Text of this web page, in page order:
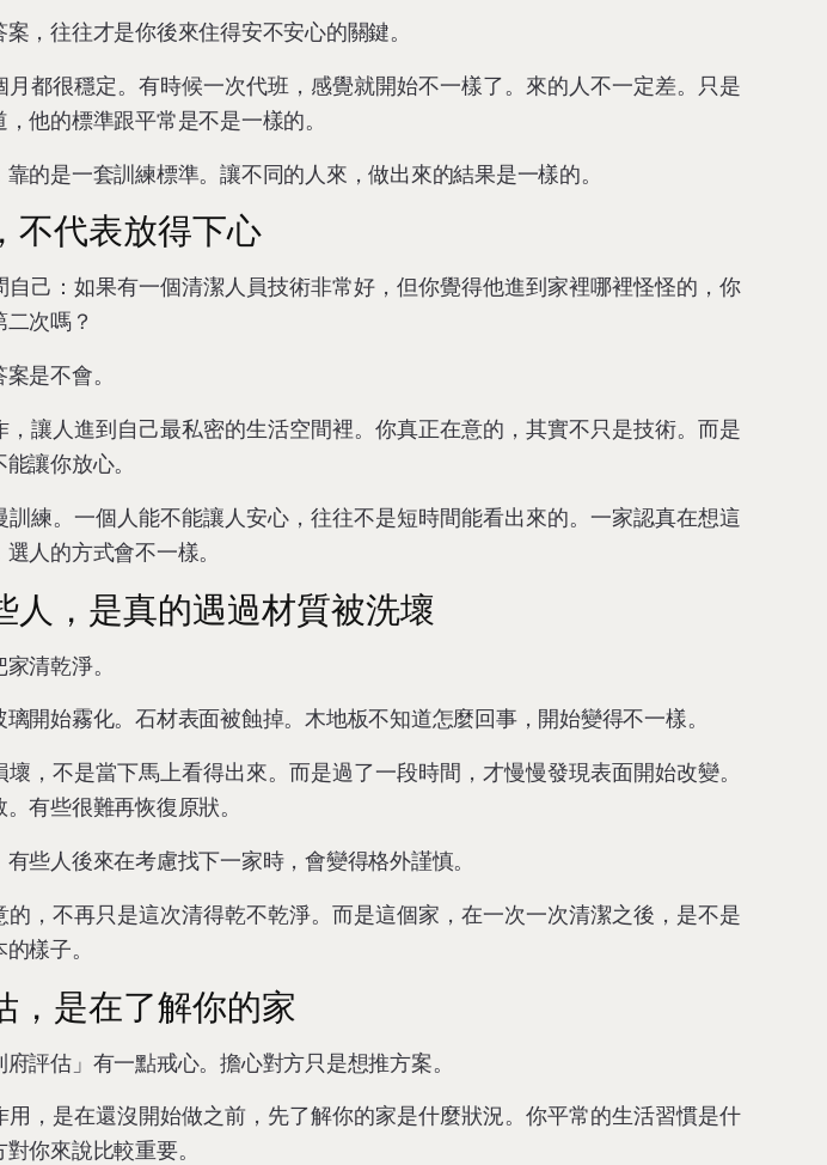
，往往才是你後來住得安不安心的關鍵。
月都很穩定。有時候一次代班，感覺就開始不一樣了。來的人不一定差。只是
他的標準跟平常是不是一樣的。
的是一套訓練標準。讓不同的人來，做出來的結果是一樣的。
不代表放得下心
自己：如果有一個清潔人員技術非常好，但你覺得他進到家裡哪裡怪怪的，你
次嗎？
是不會。
，讓人進到自己最私密的生活空間裡。你真正在意的，其實不只是技術。而是
讓你放心。
訓練。一個人能不能讓人安心，往往不是短時間能看出來的。一家認真在想這
人的方式會不一樣。
人，是真的遇過材質被洗壞
清乾淨。
開始霧化。石材表面被蝕掉。木地板不知道怎麼回事，開始變得不一樣。
壞，不是當下馬上看得出來。而是過了一段時間，才慢慢發現表面開始改變。
有些很難再恢復原狀。
些人後來在考慮找下一家時，會變得格外謹慎。
的，不再只是這次清得乾不乾淨。而是這個家，在一次一次清潔之後，是不是
樣子。
，是在了解你的家
評估」有一點戒心。擔心對方只是想推方案。
用，是在還沒開始做之前，先了解你的家是什麼狀況。你平常的生活習慣是什
你來說比較重要。